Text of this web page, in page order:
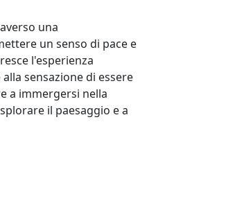
una
un senso di pace e
l'esperienza
sensazione di essere
a immergersi nella
il paesaggio e a